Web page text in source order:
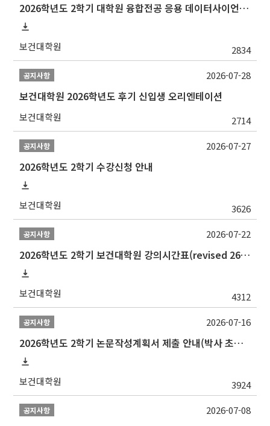
2026학년도 2학기 대학원 융합전공 응용 데이터사이언스 선발 계획 알림
보건대학원 2834
공지사항
보건대학원 2026학년도 후기 신입생 오리엔테이션
보건대학원 2714
2026-07-28
공지사항
2026학년도 2학기 수강신청 안내
보건대학원 3626
2026-07-27
공지사항
2026학년도 2학기 보건대학원 강의시간표(revised 260803)(2026 2nd SEMESTER SNU GSPH TIMETABLE)
보건대학원 4312
2026-07-22
공지사항
2026학년도 2학기 논문작성계획서 제출 안내(박사 초심 일정 포함)_Thesis Proposal
보건대학원 3924
2026-07-16
공지사항 2026-07-08